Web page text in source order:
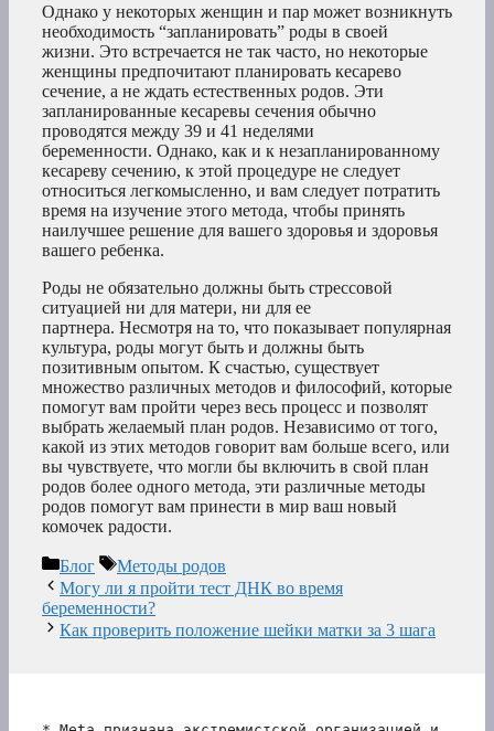
Однако у некоторых женщин и пар может возникнуть
необходимость “запланировать” роды в своей
жизни. Это встречается не так часто, но некоторые
женщины предпочитают планировать кесарево
сечение, а не ждать естественных родов. Эти
запланированные кесаревы сечения обычно
проводятся между 39 и 41 неделями
беременности. Однако, как и к незапланированному
кесареву сечению, к этой процедуре не следует
относиться легкомысленно, и вам следует потратить
время на изучение этого метода, чтобы принять
наилучшее решение для вашего здоровья и здоровья
вашего ребенка.
Роды не обязательно должны быть стрессовой
ситуацией ни для матери, ни для ее
партнера. Несмотря на то, что показывает популярная
культура, роды могут быть и должны быть
позитивным опытом. К счастью, существует
множество различных методов и философий, которые
помогут вам пройти через весь процесс и позволят
выбрать желаемый план родов. Независимо от того,
какой из этих методов говорит вам больше всего, или
вы чувствуете, что могли бы включить в свой план
родов более одного метода, эти различные методы
родов помогут вам принести в мир ваш новый
комочек радости.
Рубрики
Блог Метки
Методы родов
Могу ли я пройти тест ДНК во время
беременности?
Как проверить положение шейки матки за 3 шага